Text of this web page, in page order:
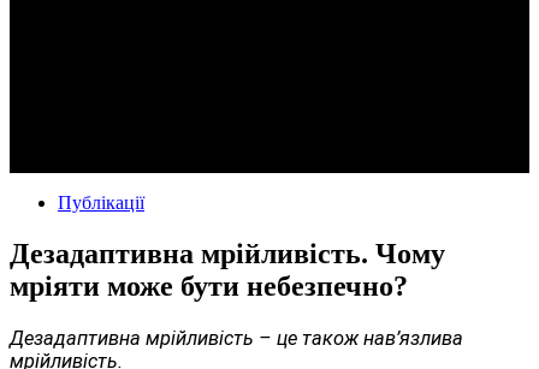
Публікації
Дезадаптивна мрійливість. Чому
мріяти може бути небезпечно?
Дезадаптивна мрійливість – це також нав’язлива
мрійливість.